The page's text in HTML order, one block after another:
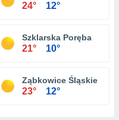
24° 12°
Szklarska Poręba
21° 10°
Ząbkowice Śląskie
23° 12°